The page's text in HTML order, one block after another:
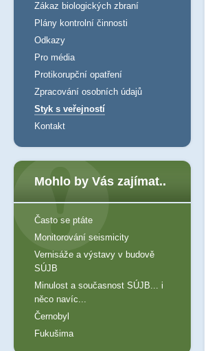
Zákaz biologických zbraní
Plány kontrolní činnosti
Odkazy
Pro média
Protikorupční opatření
Zpracování osobních údajů
Styk s veřejností
Kontakt
Mohlo by Vás zajímat..
Často se ptáte
Monitorování seismicity
Vernisáže a výstavy v budově
SÚJB
Minulost a současnost SÚJB... i
něco navíc...
Černobyl
Fukušima